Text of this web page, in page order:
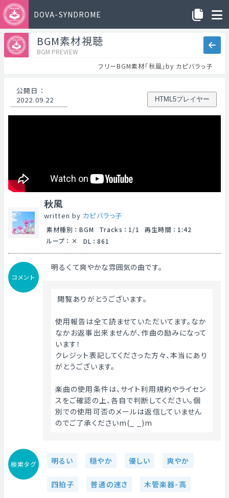
DOVA-SYNDROME
BGM素材視聴
BGM PREVIEW
フリーBGM素材「秋風」by カピバラっ子
公開日 ：
2022.09.22
HTML5プレイヤー
秋風
written by カピバラっ子
素材種別 ： BGM Tracks ： 1/1 再生時間 ： 1:42
ループ ： DL ： 861
コメント
明るくて爽やかな雰囲気の曲です。
閲覧ありがとうございます。
使用報告は全て読ませていただいてます。なか
なかお返事出来ませんが、作曲の励みになって
います！
クレジット表記してくださった方々、本当にあり
がとうございます。
楽曲の使用条件は、サイト利用規約やライセン
スをご確認の上、各自で判断してください。個
別での使用可否のメールは返信していません
のでご了承くださいm(_ _)m
検索タグ 明るい 穏やか 優しい 爽やか
四拍子 普通の速さ 木管楽器-高